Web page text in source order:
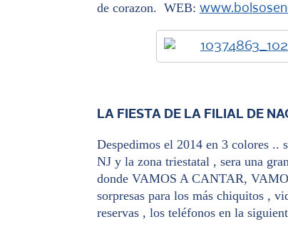
de corazon. WEB:
LA FIESTA DE LA FILIAL DE
Despedimos el 2014 en 3 colores
NJ y la zona triestatal , sera una
donde VAMOS A CANTAR,
sorpresas para los más chiquitos ,
reservas , los teléfonos en la